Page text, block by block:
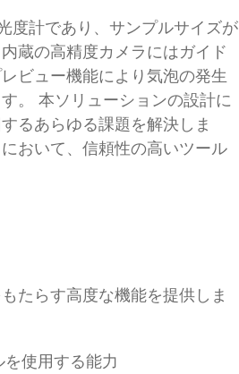
度計であり、サンプルサイズが
蔵の高精度カメラにはガイド
ビュー機能により気泡の発生
。 本ソリューションの設計に
るあらゆる課題を解決しま
おいて、信頼性の高いツール
たらす高度な機能を提供しま
使用する能力